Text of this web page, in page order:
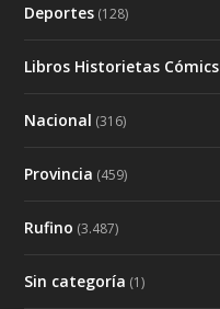
Deportes (128)
Libros Historietas Cómics
Nacional (316)
Provincia (459)
Rufino (3.487)
Sin categoría (1)